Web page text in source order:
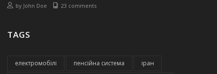
by John Doe 23 comments
TAGS
електромобілі пенсійна система іран